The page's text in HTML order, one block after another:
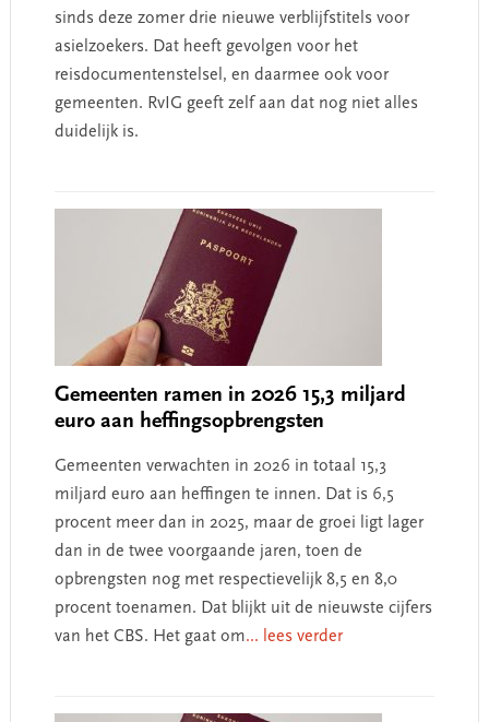
sinds deze zomer drie nieuwe verblijfstitels voor
asielzoekers. Dat heeft gevolgen voor het
reisdocumentenstelsel, en daarmee ook voor
gemeenten. RvIG geeft zelf aan dat nog niet alles
duidelijk is.
Gemeenten ramen in 2026 15,3 miljard
euro aan heffingsopbrengsten
Gemeenten verwachten in 2026 in totaal 15,3
miljard euro aan heffingen te innen. Dat is 6,5
procent meer dan in 2025, maar de groei ligt lager
dan in de twee voorgaande jaren, toen de
opbrengsten nog met respectievelijk 8,5 en 8,0
procent toenamen. Dat blijkt uit de nieuwste cijfers
van het CBS. Het gaat om... lees verder